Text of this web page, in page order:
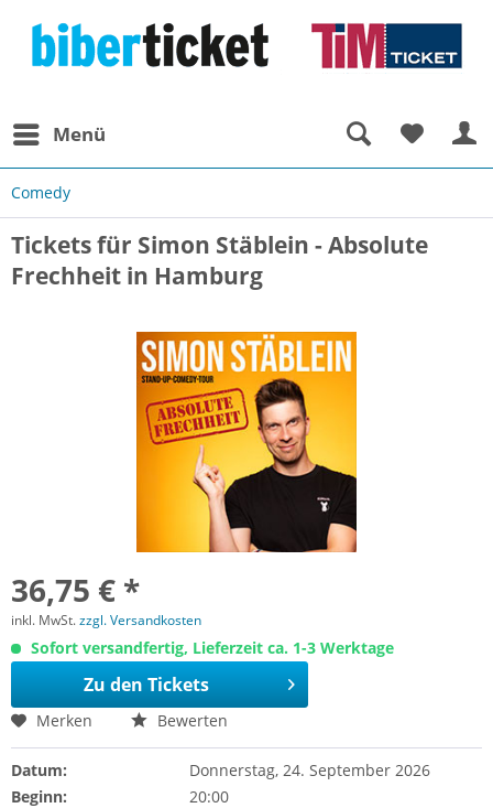
Menü
Comedy
Tickets für Simon Stäblein - Absolute
Frechheit in Hamburg
36,75 € *
inkl. MwSt.zzgl. Versandkosten
Sofort versandfertig, Lieferzeit ca. 1-3 Werktage
Zu den Tickets
Merken Bewerten
Datum:
Donnerstag, 24. September 2026
Beginn:
20:00